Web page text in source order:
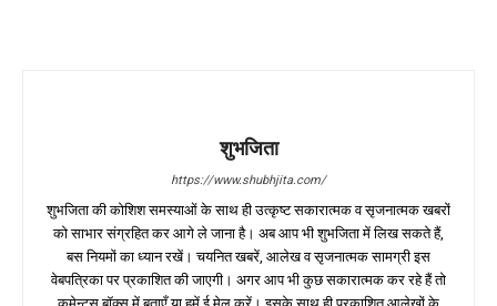
शुभजिता
https://www.shubhjita.com/
शुभजिता की कोशिश समस्याओं के साथ ही उत्कृष्ट सकारात्मक व सृजनात्मक खबरों
को साभार संग्रहित कर आगे ले जाना है। अब आप भी शुभजिता में लिख सकते हैं,
बस नियमों का ध्यान रखें। चयनित खबरें, आलेख व सृजनात्मक सामग्री इस
वेबपत्रिका पर प्रकाशित की जाएगी। अगर आप भी कुछ सकारात्मक कर रहे हैं तो